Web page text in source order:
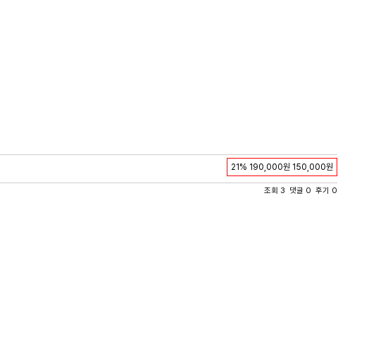
21% 190,000원 150,000원
조회 3 댓글 0 후기 0